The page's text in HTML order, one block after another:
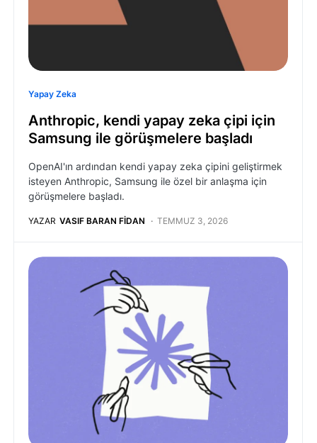
Yapay Zeka
Anthropic, kendi yapay zeka çipi için
Samsung ile görüşmelere başladı
OpenAI'ın ardından kendi yapay zeka çipini geliştirmek
isteyen Anthropic, Samsung ile özel bir anlaşma için
görüşmelere başladı.
YAZAR VASIF BARAN FIDAN TEMMUZ 3, 2026